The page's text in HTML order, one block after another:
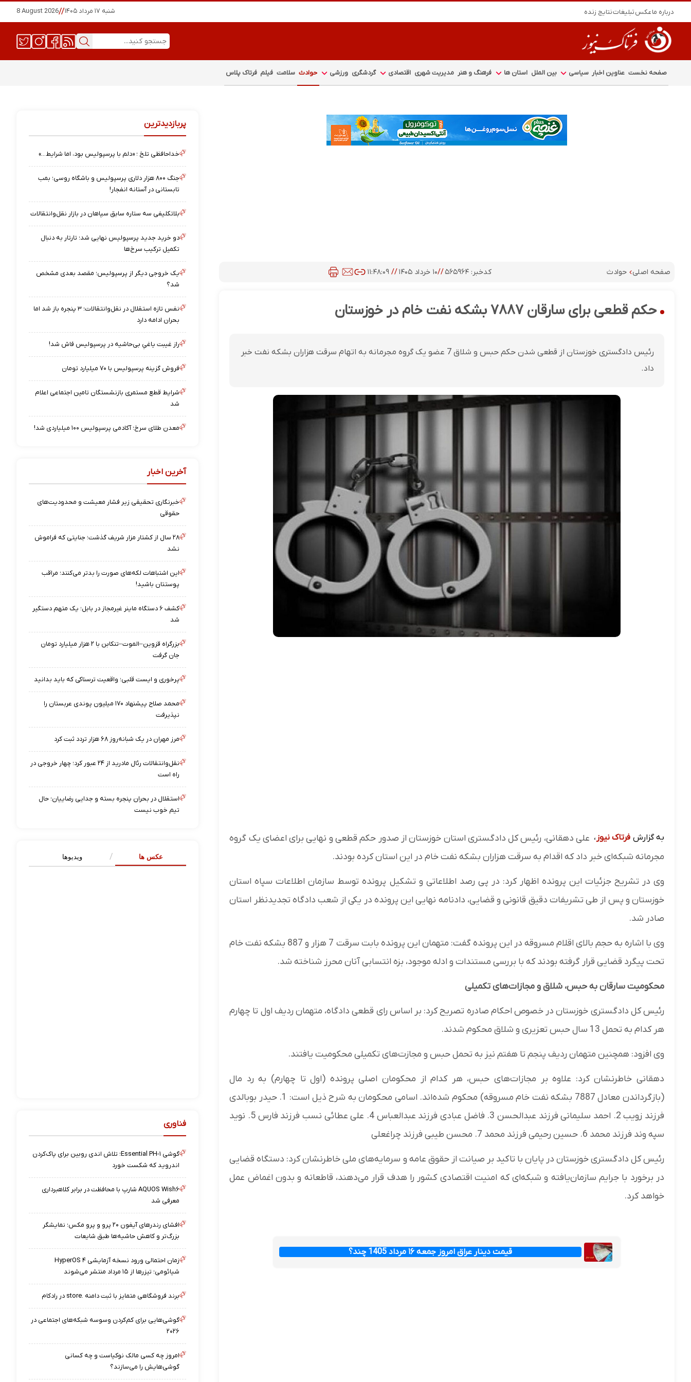
درباره ماعکستبلیغاتنتایج زنده شنبه ۱۷ مرداد ۱۴۰۵ //
8 August 2026
صفحه نخست عناوین اخبار سیاسی بین الملل استان ها فرهنگ و هنر مدیریت شهری اقتصادی گردشگری ورزشی حوادث سلامت فیلم فرتاک پلاس
صفحه اصلی حوادث کدخبر: ۵۶۵۹۶۴ //۱۰ خرداد ۱۴۰۵ // ۱۱:۴۸:۰۹
حکم قطعی برای سارقان ۷۸۸۷ بشکه نفت خام در خوزستان
رئیس دادگستری خوزستان از قطعی شدن حکم حبس و شلاق 7 عضو یک گروه مجرمانه به اتهام سرقت هزاران بشکه نفت خبر
داد.
به گزارش فرتاک نیوز ، علی دهقانی، رئیس کل دادگستری استان خوزستان از صدور حکم قطعی و نهایی برای اعضای یک گروه
مجرمانه شبکه‌ای خبر داد که اقدام به سرقت هزاران بشکه نفت خام در این استان کرده بودند.
وی در تشریح جزئیات این پرونده اظهار کرد: در پی رصد اطلاعاتی و تشکیل پرونده توسط سازمان اطلاعات سپاه استان
خوزستان و پس از طی تشریفات دقیق قانونی و قضایی، دادنامه نهایی این پرونده در یکی از شعب دادگاه تجدیدنظر استان
صادر شد.
وی با اشاره به حجم بالای اقلام مسروقه در این پرونده گفت: متهمان این پرونده بابت سرقت 7 هزار و 887 بشکه نفت خام
تحت پیگرد قضایی قرار گرفته بودند که با بررسی مستندات و ادله موجود، بزه انتسابی آنان محرز شناخته شد.
محکومیت سارقان به حبس، شلاق و مجازات‌های تکمیلی
رئیس کل دادگستری خوزستان در خصوص احکام صادره تصریح کرد: بر اساس رای قطعی دادگاه، متهمان ردیف اول تا چهارم
هر کدام به تحمل 13 سال حبس تعزیری و شلاق محکوم شدند.
وی افزود: همچنین متهمان ردیف پنجم تا هفتم نیز به تحمل حبس و مجازت‌های تکمیلی محکومیت یافتند.
دهقانی خاطرنشان کرد: علاوه بر مجازات‌های حبس، هر کدام از محکومان اصلی پرونده (اول تا چهارم) به رد مال
(بازگرداندن معادل 7887 بشکه نفت خام مسروقه) محکوم شده‌اند. اسامی محکومان به شرح ذیل است: 1. حیدر بوبالدی
فرزند زویب 2. احمد سلیمانی فرزند عبدالحسن 3. فاضل عبادی فرزند عبدالعباس 4. علی عطائی نسب فرزند فارس 5. نوید
سپه وند فرزند محمد 6. حسین رحیمی فرزند محمد 7. محسن طیبی فرزند چراغعلی
رئیس کل دادگستری خوزستان در پایان با تاکید بر صیانت از حقوق عامه و سرمایه‌های ملی خاطرنشان کرد: دستگاه قضایی
در برخورد با جرایم سازمان‌یافته و شبکه‌ای که امنیت اقتصادی کشور را هدف قرار می‌دهند، قاطعانه و بدون اغماض عمل
خواهد کرد.
قیمت دینار عراق امروز جمعه ۱۶ مرداد 1405 چند؟
پربازدیدترین
خداحافظی تلخ ؛ «دلم با پرسپولیس بود، اما شرایط…»
جنگ ۸۰۰ هزار دلاری پرسپولیس و باشگاه روسی؛ بمب
تابستانی در آستانه انفجار!
بلاتکلیفی سه ستاره سابق سپاهان در بازار نقل‌وانتقالات
دو خرید جدید پرسپولیس نهایی شد؛ تارتار به دنبال
تکمیل ترکیب سرخ‌ها
یک خروجی دیگر از پرسپولیس؛ مقصد بعدی مشخص
شد؟
نفس تازه استقلال در نقل‌وانتقالات؛ ۳ پنجره باز شد اما
بحران ادامه دارد
راز غیبت یاغیِ بی‌حاشیه در پرسپولیس فاش شد!
فروش گزینه پرسپولیس با ۷۰ میلیارد تومان
شرایط قطع مستمری بازنشستگان تامین اجتماعی اعلام
شد
معدن طلای سرخ؛ آکادمی پرسپولیس ۱۰۰ میلیاردی شد!
آخرین اخبار
خبرنگاری تحقیقی زیر فشار معیشت و محدودیت‌های
حقوقی
۲۸ سال از کشتار مزار شریف گذشت؛ جنایتی که فراموش
نشد
این اشتباهات لکه‌های صورت را بدتر می‌کنند؛ مراقب
پوستتان باشید!
کشف ۶ دستگاه ماینر غیرمجاز در بابل؛ یک متهم دستگیر
شد
بزرگراه قزوین–الموت–تنکابن با ۲ هزار میلیارد تومان
جان گرفت
پرخوری و ایست قلبی؛ واقعیت ترسناکی که باید بدانید
محمد صلاح پیشنهاد ۱۷۰ میلیون پوندی عربستان را
نپذیرفت
مرز مهران در یک شبانه‌روز ۶۸ هزار تردد ثبت کرد
نقل‌وانتقالات رئال مادرید از ۲۴ عبور کرد؛ چهار خروجی در
راه است
استقلال در بحران پنجره بسته و جدایی رضاییان؛ حال
تیم خوب نیست
عکس ها ویدیوها
فناوری
گوشی Essential PH-۱؛ تلاش اندی روبین برای پاک‌کردن
اندروید که شکست خورد
AQUOS Wish۶ شارپ با محافظت در برابر کلاهبرداری
معرفی شد
افشای رندرهای آیفون ۲۰ پرو و پرو مکس؛ نمایشگر
بزرگ‌تر و کاهش حاشیه‌ها طبق شایعات
زمان احتمالی ورود نسخه آزمایشی HyperOS ۴
شیائومی؛ تیزرها از ۱۵ مرداد منتشر می‌شوند
برند فروشگاهی متمایز با ثبت دامنه .store در رادکام
گوشی‌هایی برای کم‌کردن وسوسه شبکه‌های اجتماعی در
۲۰۲۶
امروز چه کسی مالک نوکیاست و چه کسانی
گوشی‌هایش را می‌سازند؟